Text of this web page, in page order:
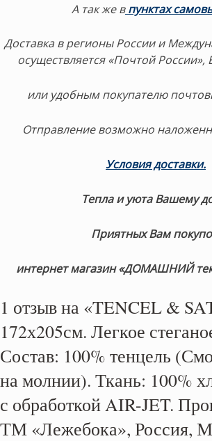
А так же в пунктах
Доставка в регионы России и
осуществляется «Почтой России»,
или удобным покупателю
Отправление возможно
Условия доставки.
Тепла и уюта Вашему
Приятных Вам
интернет магазин «ДОМАШНИЙ
1 отзыв на «TENCEL &
172х205см. Легкое
Состав: 100% тенцель
на молнии). Ткань: 100%
с обработкой AIR-JET.
ТМ «Лежебока», Россия,